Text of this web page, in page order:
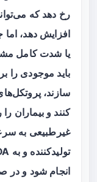
رخ دهد که
افزایش دهد،
یا شدت کامل
باید موجودی را
سازند،
کنند و بیماران
غیرطبیعی به
انجام شود و در